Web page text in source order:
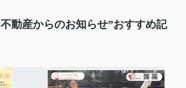
動産からのお知らせ”おすすめ記